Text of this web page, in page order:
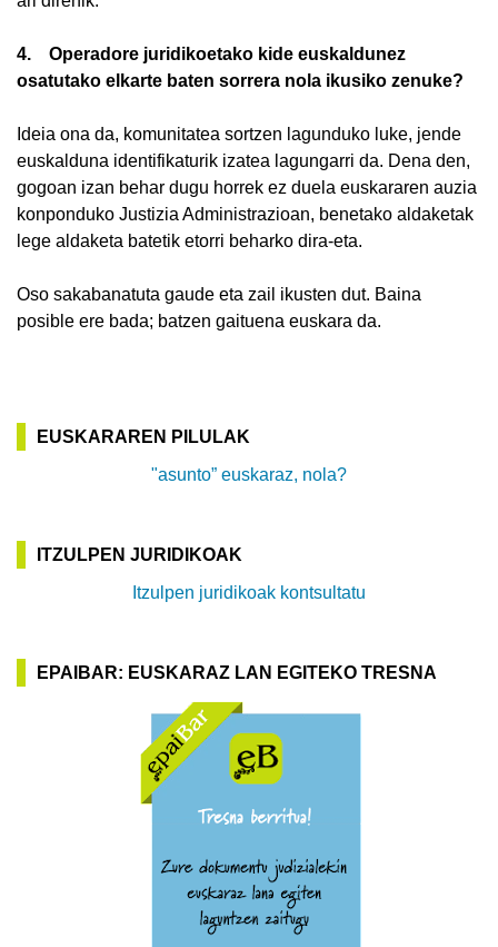
4. Operadore juridikoetako kide euskaldunez
osatutako elkarte baten sorrera nola ikusiko zenuke?
Ideia ona da, komunitatea sortzen lagunduko luke, jende
euskalduna identifikaturik izatea lagungarri da. Dena den,
gogoan izan behar dugu horrek ez duela euskararen auzia
konponduko Justizia Administrazioan, benetako aldaketak
lege aldaketa batetik etorri beharko dira-eta.
Oso sakabanatuta gaude eta zail ikusten dut. Baina
posible ere bada; batzen gaituena euskara da.
EUSKARAREN PILULAK
"asunto” euskaraz, nola?
ITZULPEN JURIDIKOAK
Itzulpen juridikoak kontsultatu
EPAIBAR: EUSKARAZ LAN EGITEKO TRESNA